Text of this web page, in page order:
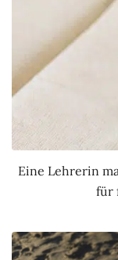
Eine Lehrerin
für